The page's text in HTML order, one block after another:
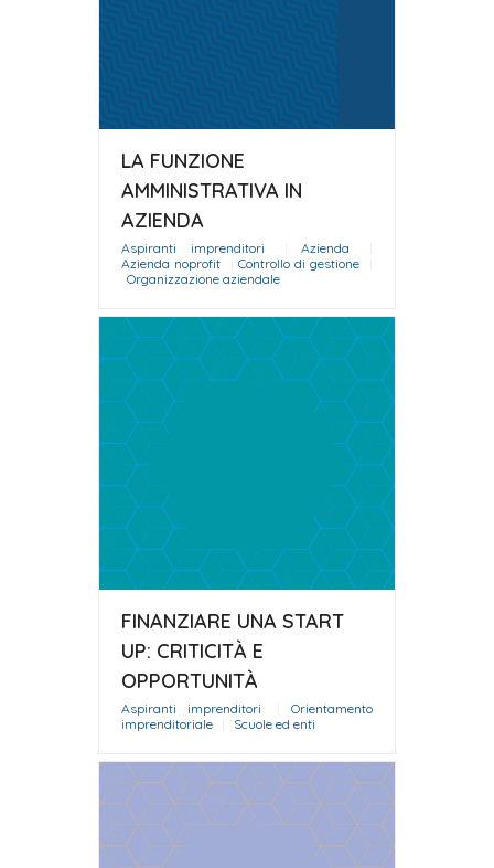
LA FUNZIONE
AMMINISTRATIVA IN
AZIENDA
Aspiranti imprenditori |Azienda
Azienda noprofit
Controllo di gestione
Organizzazione aziendale
FINANZIARE UNA START
UP: CRITICITÀ E
OPPORTUNITÀ
Aspiranti imprenditori |Orientamento
imprenditoriale
Scuole ed enti